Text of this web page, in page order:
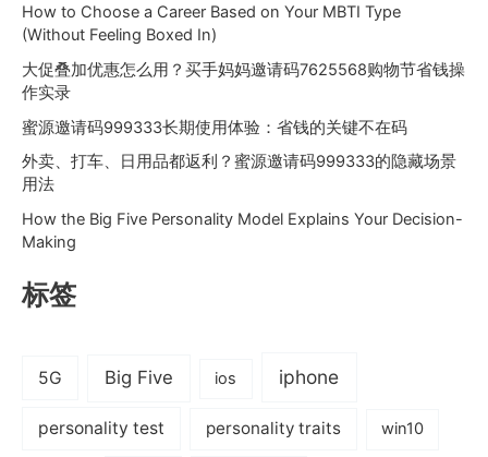
How to Choose a Career Based on Your MBTI Type
(Without Feeling Boxed In)
大促叠加优惠怎么用？买手妈妈邀请码7625568购物节省钱操
作实录
蜜源邀请码999333长期使用体验：省钱的关键不在码
外卖、打车、日用品都返利？蜜源邀请码999333的隐藏场景
用法
How the Big Five Personality Model Explains Your Decision-
Making
标签
5G Big Five ios iphone
personality test personality traits win10